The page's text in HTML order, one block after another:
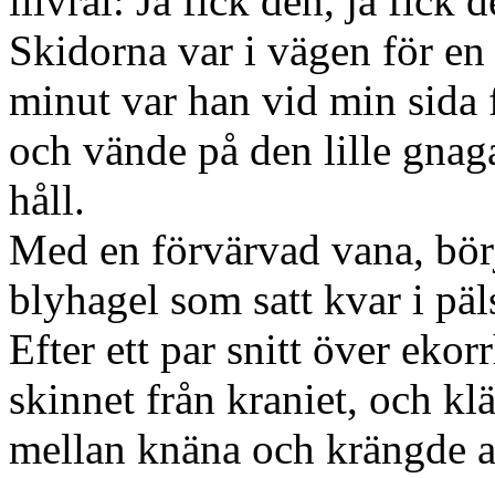
Skidorna var i vägen för
minut var han vid min sida
och vände på den lille
håll.
Med en förvärvad vana,
blyhagel som satt kvar i
Efter ett par snitt över
skinnet från kraniet, och
mellan knäna och krängde